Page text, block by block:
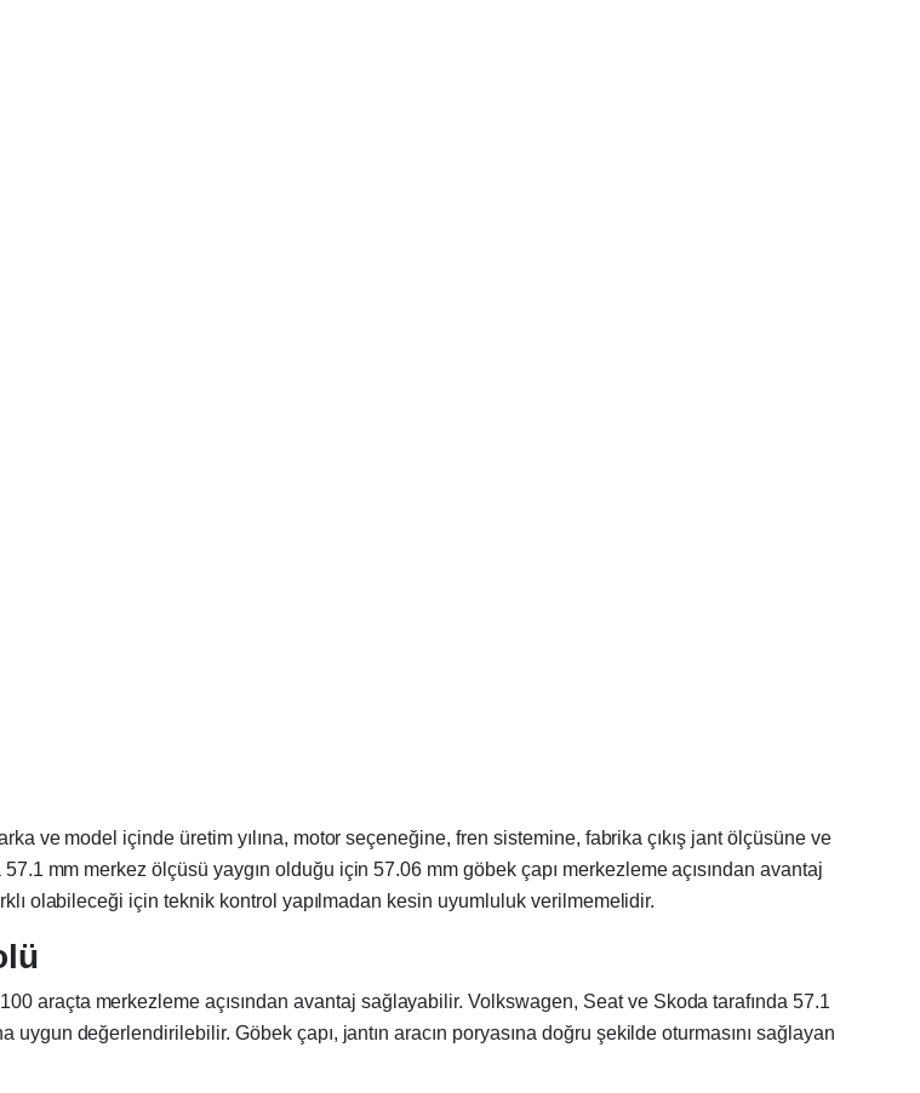
ve model içinde üretim yılına, motor seçeneğine, fren sistemine, fabrika çıkış jant ölçüsüne ve
mm merkez ölçüsü yaygın olduğu için 57.06 mm göbek çapı merkezleme açısından avantaj
olabileceği için teknik kontrol yapılmadan kesin uyumluluk verilmemelidir.
araçta merkezleme açısından avantaj sağlayabilir. Volkswagen, Seat ve Skoda tarafında 57.1
değerlendirilebilir. Göbek çapı, jantın aracın poryasına doğru şekilde oturmasını sağlayan